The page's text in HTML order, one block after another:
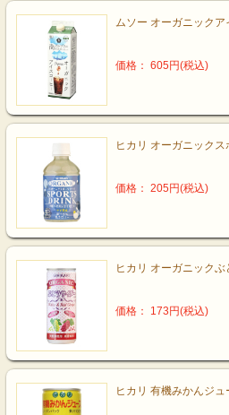
ムソー オーガニック
価格： 605円(税込)
ヒカリ オーガニック
価格： 205円(税込)
ヒカリ オーガニック
価格： 173円(税込)
ヒカリ 有機みかんジュ